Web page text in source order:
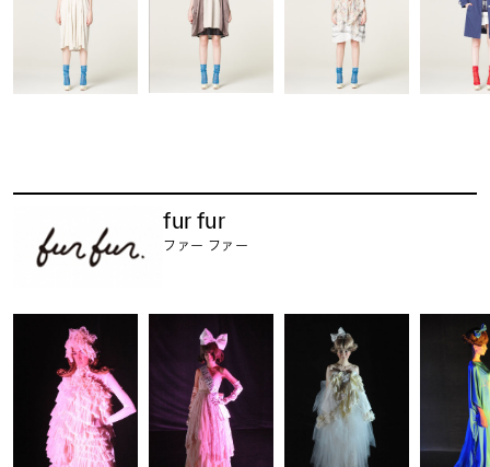
fur fur
ファー ファー